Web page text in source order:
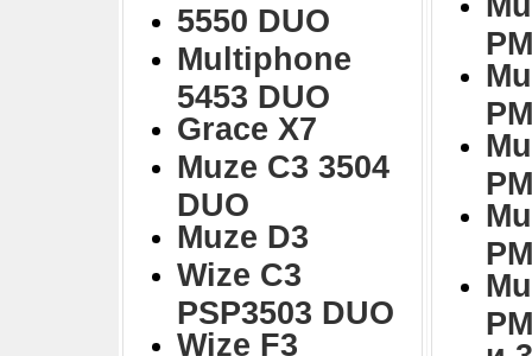
5550 DUO
Multiphone
5453 DUO
Grace X7
Muze C3 3504
DUO
Muze D3
Wize C3
PSP3503 DUO
Wize F3